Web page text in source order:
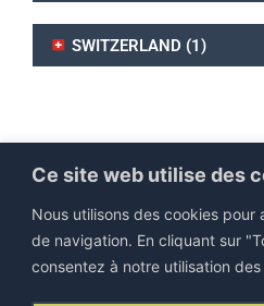
Ce site web utilise des
Nous utilisons des cookies
de navigation. En cliquant sur
consentez à notre utilisation des
SWITZERLAND (1)